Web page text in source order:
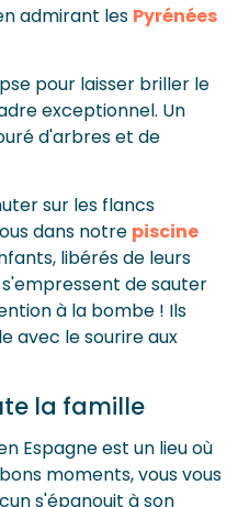
admirant les Pyrénées
pour laisser briller le
exceptionnel. Un
d'arbres et de
sur les flancs
dans notre piscine
libérés de leurs
s'empressent de sauter
à la bombe ! Ils
avec le sourire aux
la famille
Espagne est un lieu où
moments, vous vous
s'épanouit à son